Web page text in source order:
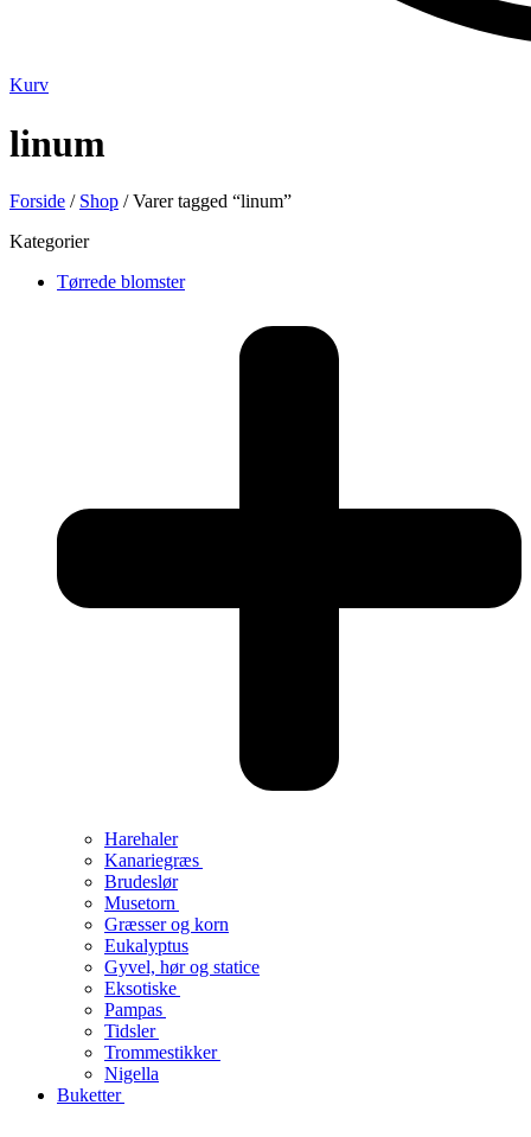
Kurv
linum
Forside / Shop / Varer tagged “linum”
Kategorier
Tørrede blomster
Harehaler
Kanariegræs
Brudeslør
Musetorn
Græsser og korn
Eukalyptus
Gyvel, hør og statice
Eksotiske
Pampas
Tidsler
Trommestikker
Nigella
Buketter